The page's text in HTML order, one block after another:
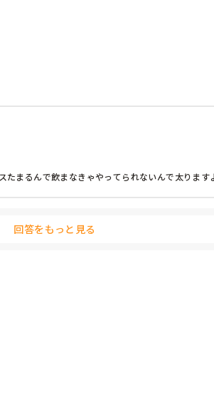
ます。そうすれば、周りの利用者さんも笑
まるんで飲まなきゃやってられないんで太りま
回答をもっと見る
しまって、事後報告に…。